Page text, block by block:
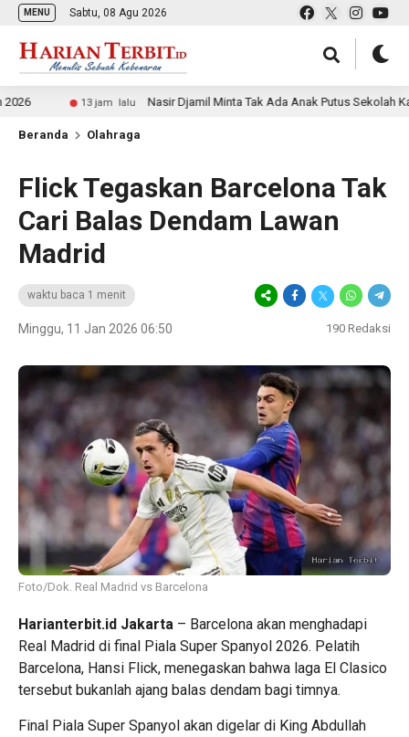
MENU Sabtu, 08 Agu 2026
13 jam lalu Nasir Djamil Minta Tak Ada Anak Putus Sekolah Karena
Beranda Olahraga
Flick Tegaskan Barcelona Tak
Cari Balas Dendam Lawan
Madrid
waktu baca 1 menit
Minggu, 11 Jan 2026 06:50 190 Redaksi
Foto/Dok. Real Madrid vs Barcelona
Harianterbit.id Jakarta – Barcelona akan menghadapi
Real Madrid di final Piala Super Spanyol 2026. Pelatih
Barcelona, Hansi Flick, menegaskan bahwa laga El Clasico
tersebut bukanlah ajang balas dendam bagi timnya.
Final Piala Super Spanyol akan digelar di King Abdullah